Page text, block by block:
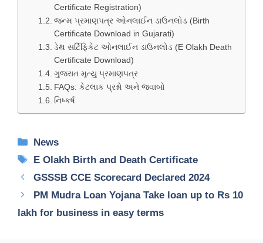
Certificate Registration)
જન્મ પ્રમાણપત્ર ઓનલાઈન ડાઉનલોડ (Birth
Certificate Download in Gujarati)
ડેથ સર્ટિફિકેટ ઓનલાઈન ડાઉનલોડ (E Olakh Death
Certificate Download)
ગુજરાત મૃત્યુ પ્રમાણપત્ર
FAQs: કેટલાક પ્રશ્નો અને જવાબો
નિષ્કર્ષ
Categories
News
Tags
E Olakh Birth and Death Certificate
GSSSB CCE Scorecard Declared 2024
PM Mudra Loan Yojana Take loan up to Rs 10
lakh for business in easy terms